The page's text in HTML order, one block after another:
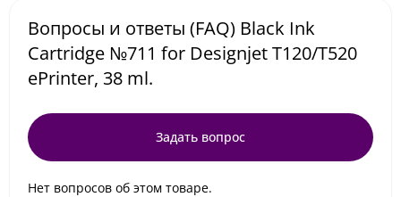
Вопросы и ответы (FAQ) Black Ink
Cartridge №711 for Designjet T120/T520
ePrinter, 38 ml.
Задать вопрос
Нет вопросов об этом товаре.